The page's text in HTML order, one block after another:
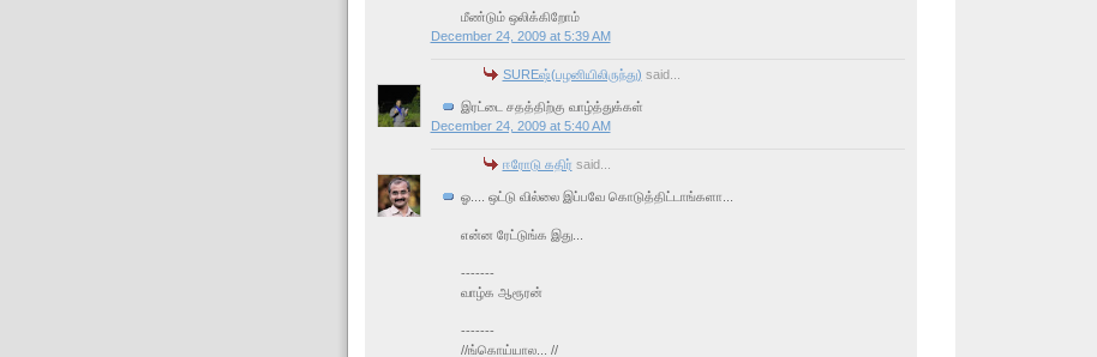
மீண்டும் ஒலிக்கிறோம்
December 24, 2009 at 5:39 AM
SUREஷ்(பழனியிலிருந்து) said...
இரட்டை சதத்திற்கு வாழ்த்துக்கள்
December 24, 2009 at 5:40 AM
ஈரோடு கதிர் said...
ஓ.... ஒட்டு வில்லை இப்பவே கொடுத்திட்டாங்களா...
என்ன ரேட்டுங்க இது...
-------
வாழ்க ஆரூரன்
-------
//ங்கொய்யால... //